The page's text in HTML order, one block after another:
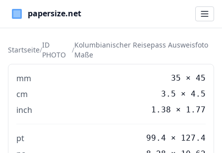
Paper Sizes
Startseite/
ID
PHOTO
/
Kolumbianischer Reisepass Ausweisfoto
Maße
mm 35 × 45
cm 3.5 × 4.5
inch 1.38 × 1.77
pt 99.4 × 127.4